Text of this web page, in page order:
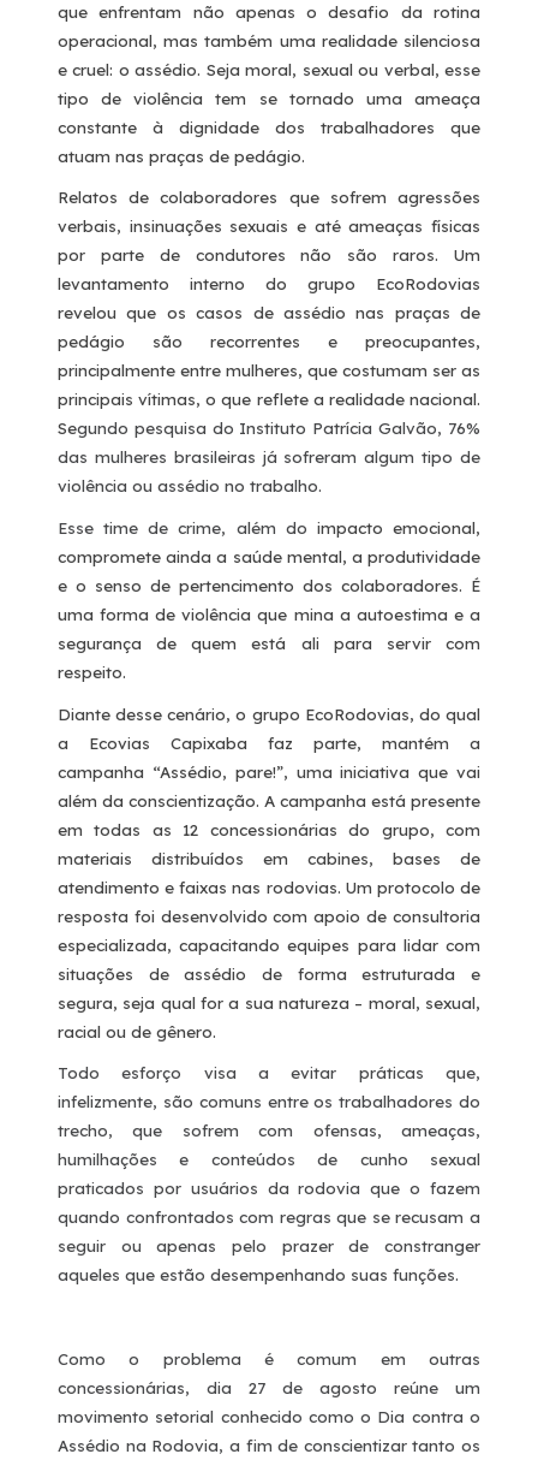
Ouvidoria
Mapa da via
Processo Competitivo
que enfrentam não apenas o desafio da rotina
operacional, mas também uma realidade silenciosa
e cruel: o assédio. Seja moral, sexual ou verbal, esse
tipo de violência tem se tornado uma ameaça
constante à dignidade dos trabalhadores que
atuam nas praças de pedágio.
Relatos de colaboradores que sofrem agressões
verbais, insinuações sexuais e até ameaças físicas
por parte de condutores não são raros. Um
levantamento interno do grupo EcoRodovias
revelou que os casos de assédio nas praças de
pedágio são recorrentes e preocupantes,
principalmente entre mulheres, que costumam ser as
principais vítimas, o que reflete a realidade nacional.
Segundo pesquisa do Instituto Patrícia Galvão, 76%
das mulheres brasileiras já sofreram algum tipo de
violência ou assédio no trabalho.
Esse time de crime, além do impacto emocional,
compromete ainda a saúde mental, a produtividade
e o senso de pertencimento dos colaboradores. É
uma forma de violência que mina a autoestima e a
segurança de quem está ali para servir com
respeito.
Diante desse cenário, o grupo EcoRodovias, do qual
a Ecovias Capixaba faz parte, mantém a
campanha “Assédio, pare!”, uma iniciativa que vai
além da conscientização. A campanha está presente
em todas as 12 concessionárias do grupo, com
materiais distribuídos em cabines, bases de
atendimento e faixas nas rodovias. Um protocolo de
resposta foi desenvolvido com apoio de consultoria
especializada, capacitando equipes para lidar com
situações de assédio de forma estruturada e
segura, seja qual for a sua natureza – moral, sexual,
racial ou de gênero.
Todo esforço visa a evitar práticas que,
infelizmente, são comuns entre os trabalhadores do
trecho, que sofrem com ofensas, ameaças,
humilhações e conteúdos de cunho sexual
praticados por usuários da rodovia que o fazem
quando confrontados com regras que se recusam a
seguir ou apenas pelo prazer de constranger
aqueles que estão desempenhando suas funções.
Como o problema é comum em outras
concessionárias, dia 27 de agosto reúne um
movimento setorial conhecido como o Dia contra o
Assédio na Rodovia, a fim de conscientizar tanto os